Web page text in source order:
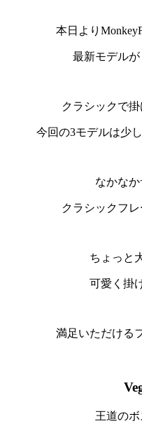
本日より
最新モデルが
クラシックで
今回の3モデルは少
なかな
クラシックフ
ちょっと
可愛く掛
満足いただける
王道のボ